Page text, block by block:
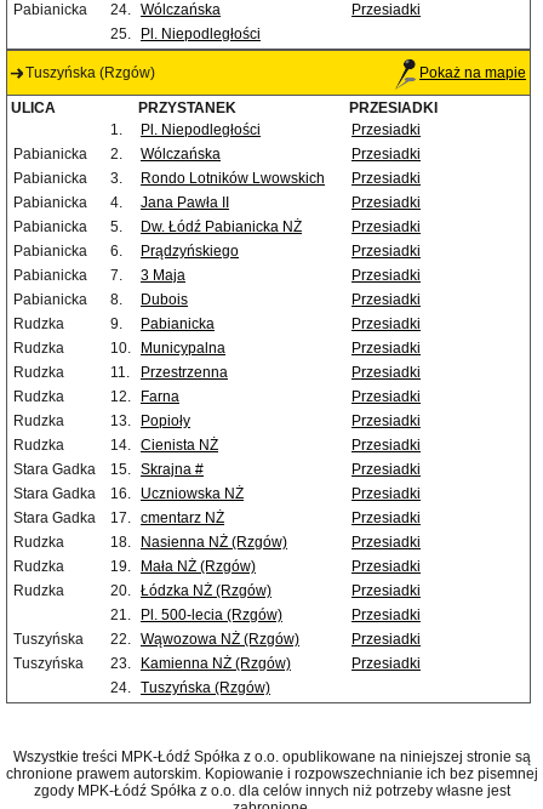
Pabianicka
24. Wólczańska
Przesiadki
25.
Pl. Niepodległości
Tuszyńska (Rzgów) Pokaż na mapie
ULICA PRZYSTANEK
PRZESIADKI
1.
Pl. Niepodległości
Przesiadki
Pabianicka
2. Wólczańska
Przesiadki
Pabianicka
3. Rondo Lotników Lwowskich
Przesiadki
Pabianicka
4. Jana Pawła II
Przesiadki
Pabianicka
5. Dw. Łódź Pabianicka NŻ
Przesiadki
Pabianicka
6. Prądzyńskiego
Przesiadki
Pabianicka
7. 3 Maja
Przesiadki
Pabianicka
8. Dubois
Przesiadki
Rudzka
9. Pabianicka
Przesiadki
Rudzka
10. Municypalna
Przesiadki
Rudzka
11. Przestrzenna
Przesiadki
Rudzka
12. Farna
Przesiadki
Rudzka
13. Popioły
Przesiadki
Rudzka
14. Cienista NŻ
Przesiadki
Stara Gadka
15. Skrajna #
Przesiadki
Stara Gadka
16. Uczniowska NŻ
Przesiadki
Stara Gadka
17. cmentarz NŻ
Przesiadki
Rudzka
18. Nasienna NŻ (Rzgów)
Przesiadki
Rudzka
19. Mała NŻ (Rzgów)
Przesiadki
Rudzka
20. Łódzka NŻ (Rzgów)
Przesiadki
21.
Pl. 500-lecia (Rzgów)
Przesiadki
Tuszyńska
22. Wąwozowa NŻ (Rzgów)
Przesiadki
Tuszyńska
23. Kamienna NŻ (Rzgów)
Przesiadki
24. Tuszyńska (Rzgów)
Wszystkie treści MPK-Łódź Spółka z o.o. opublikowane na niniejszej stronie są
chronione prawem autorskim. Kopiowanie i rozpowszechnianie ich bez pisemnej
zgody MPK-Łódź Spółka z o.o. dla celów innych niż potrzeby własne jest